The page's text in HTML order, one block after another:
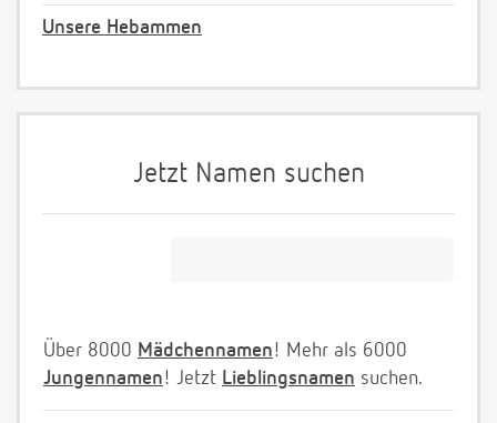
Unsere Hebammen
Jetzt Namen suchen
Über 8000 Mädchennamen! Mehr als 6000
Jungennamen! Jetzt Lieblingsnamen suchen.